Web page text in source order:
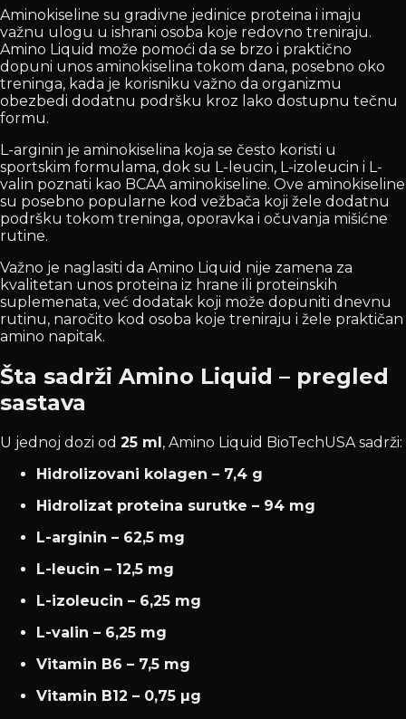
Aminokiseline su gradivne jedinice proteina i imaju
važnu ulogu u ishrani osoba koje redovno treniraju.
Amino Liquid može pomoći da se brzo i praktično
dopuni unos aminokiselina tokom dana, posebno oko
treninga, kada je korisniku važno da organizmu
obezbedi dodatnu podršku kroz lako dostupnu tečnu
formu.
L-arginin je aminokiselina koja se često koristi u
sportskim formulama, dok su L-leucin, L-izoleucin i L-
valin poznati kao BCAA aminokiseline. Ove aminokiseline
su posebno popularne kod vežbača koji žele dodatnu
podršku tokom treninga, oporavka i očuvanja mišićne
rutine.
Važno je naglasiti da Amino Liquid nije zamena za
kvalitetan unos proteina iz hrane ili proteinskih
suplemenata, već dodatak koji može dopuniti dnevnu
rutinu, naročito kod osoba koje treniraju i žele praktičan
amino napitak.
Šta sadrži Amino Liquid – pregled
sastava
U jednoj dozi od 25 ml, Amino Liquid BioTechUSA sadrži:
Hidrolizovani kolagen – 7,4 g
Hidrolizat proteina surutke – 94 mg
L-arginin – 62,5 mg
L-leucin – 12,5 mg
L-izoleucin – 6,25 mg
L-valin – 6,25 mg
Vitamin B6 – 7,5 mg
Vitamin B12 – 0,75 µg